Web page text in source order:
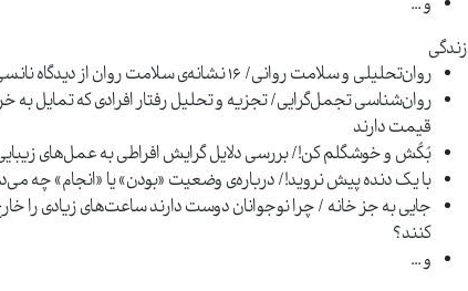
زندگی
روان‌تحلیلی و سلامت روانی/ 16 نشانه‌ی سلامت روان از دیدگاه نانسی مک‌ویلیام
روان‌شناسی تجمل‌گرایی/ تجزیه و تحلیل رفتار افرادی که تمایل به
قیمت دارند
بُکُش و خوشگلم کن!/ بررسی دلایل گرایش افراطی به عمل‌های
با یک ‌دنده پیش نروید!/ درباره‌ی وضعیت «بودن» یا «انجام» چه
جایی به جز خانه / چرا نوجوانان دوست دارند ساعت‌های زیادی را
کنند؟
و ...